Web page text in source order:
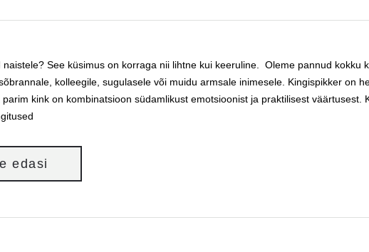
naistele? See küsimus on korraga nii lihtne kui keeruline. Oleme pannud kokku
kolleegile, sugulasele või muidu armsale inimesele. Kingispikker on
parim kink on kombinatsioon südamlikust emotsioonist ja praktilisest väärtusest.
edasi